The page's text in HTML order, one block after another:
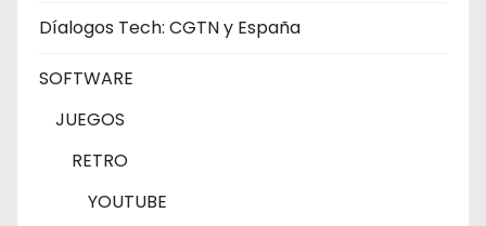
Díalogos Tech: CGTN y España
SOFTWARE
JUEGOS
RETRO
YOUTUBE